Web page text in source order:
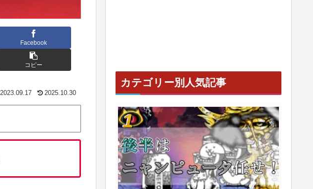
Facebook
コピー
2023.09.17 2025.10.30
カテゴリー別人気記事